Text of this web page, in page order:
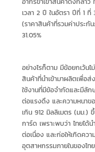
เวลา 2 ปี ในอัตรา ปีที่ 1 ที่
(ราคาสินค้าที่รวมค่าประกั
31.05%
อย่างไรก็ตาม มีข้อยกเว้นไ
สินค้าที่นำเข้ามาผลิตเพื่อส่
ใช้งานที่มีข้อจำกัดและมีลั
ต่อแรงดึง และความหนา
เกิน 912 มิลลิเมตร (มม.)
การ์ด เพราะพบว่า ไทยได้
ต่อเนื่อง และก่อให้เกิดคว
อุตสาหกรรมภายในของไทย